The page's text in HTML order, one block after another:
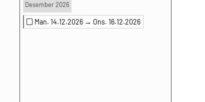
Desember 2026
Man. 14.12.2026 → Ons. 16.12.2026